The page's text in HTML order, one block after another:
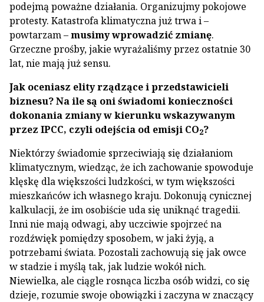
podejmą poważne działania. Organizujmy pokojowe
protesty. Katastrofa klimatyczna już trwa i –
powtarzam –musimy wprowadzić zmianę.
Grzeczne prośby, jakie wyrażaliśmy przez ostatnie 30
lat, nie mają już sensu.
Jak oceniasz elity rządzące i przedstawicieli
biznesu? Na ile są oni świadomi konieczności
dokonania zmiany w kierunku wskazywanym
przez IPCC, czyli odejścia od emisji CO2?
Niektórzy świadomie sprzeciwiają się działaniom
klimatycznym, wiedząc, że ich zachowanie spowoduje
klęskę dla większości ludzkości, w tym większości
mieszkańców ich własnego kraju. Dokonują cynicznej
kalkulacji, że im osobiście uda się uniknąć tragedii.
Inni nie mają odwagi, aby uczciwie spojrzeć na
rozdźwięk pomiędzy sposobem, w jaki żyją, a
potrzebami świata. Pozostali zachowują się jak owce
w stadzie i myślą tak, jak ludzie wokół nich.
Niewielka, ale ciągle rosnąca liczba osób widzi, co się
dzieje, rozumie swoje obowiązki i zaczyna w znaczący